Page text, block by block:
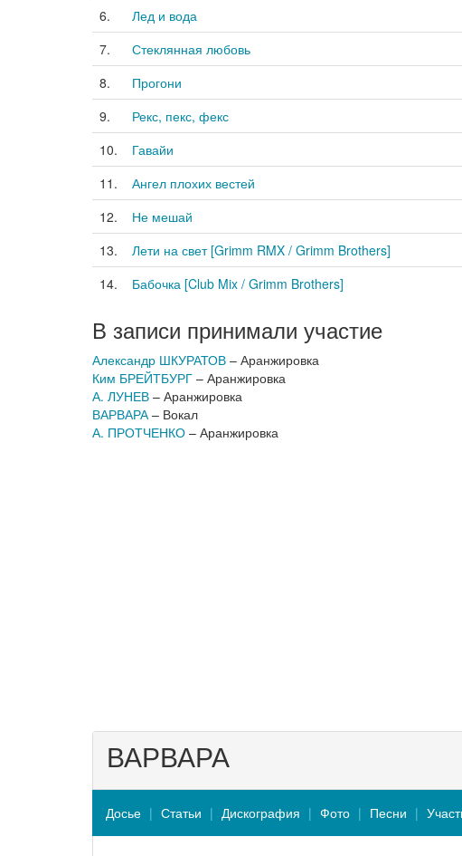
6.
Лед и вода
7.
Стеклянная любовь
8.
Прогони
9.
Рекс, пекс, фекс
10.
Гавайи
11.
Ангел плохих вестей
12.
Не мешай
13.
Лети на свет [Grimm RMX / Grimm Brothers]
14.
Бабочка [Club Mix / Grimm Brothers]
В записи принимали участие
Александр ШКУРАТОВ – Аранжировка
Ким БРЕЙТБУРГ – Аранжировка
А. ЛУНЕВ – Аранжировка
ВАРВАРА– Вокал
А. ПРОТЧЕНКО – Аранжировка
ВАРВАРА
Досье Статьи Дискография Фото Песни